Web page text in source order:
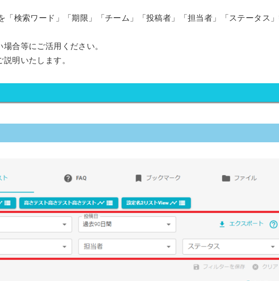
「検索ワード」「期限」「チーム」「投稿者」「担当者」「ステータス
合等にご活用ください。
明いたします。